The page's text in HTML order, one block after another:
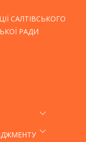
САЛТІВСЬКОГО
РАДИ